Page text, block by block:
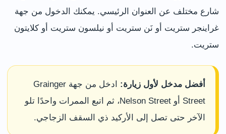
شارع مختلف عن العنوان الرئيسي. يمكنك الدخول من جهة
غراينجر ستريت أو نَن ستريت أو نيلسون ستريت أو كلايتون
ستريت.
أفضل مدخل لأول زيارة:
ادخل من جهة Grainger
Street أو Nelson Street، ثم اتبع الممرات واحدًا تلو
الآخر حتى تصل إلى الأركيد ذي السقف الزجاجي.